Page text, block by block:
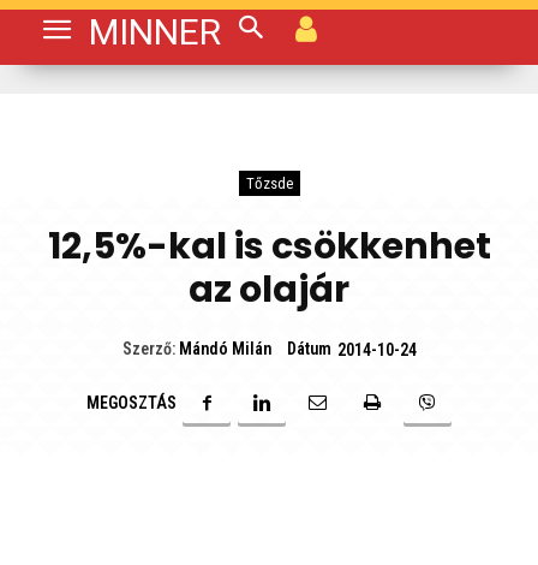
MINNER
Tőzsde
12,5%-kal is csökkenhet
az olajár
Szerző: Mándó Milán Dátum 2014-10-24
MEGOSZTÁS